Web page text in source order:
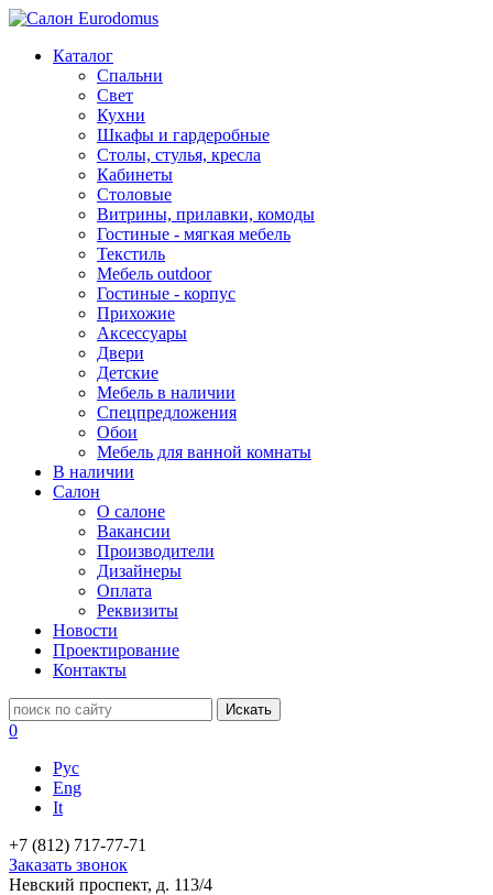
Каталог
Спальни
Свет
Кухни
Шкафы и гардеробные
Столы, стулья, кресла
Кабинеты
Столовые
Витрины, прилавки, комоды
Гостиные - мягкая мебель
Текстиль
Мебель outdoor
Гостиные - корпус
Прихожие
Аксессуары
Двери
Детские
Мебель в наличии
Спецпредложения
Обои
Мебель для ванной комнаты
В наличии
Салон
О салоне
Вакансии
Производители
Дизайнеры
Оплата
Реквизиты
Новости
Проектирование
Контакты
0
Рус
Eng
It
+7 (812) 717-77-71
Заказать звонок
Невский проспект, д. 113/4